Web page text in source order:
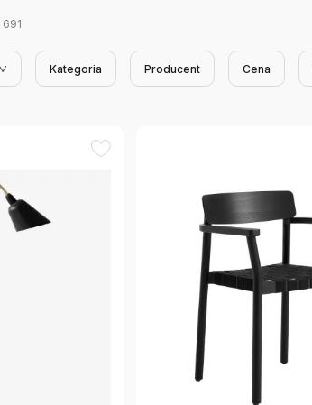
691
Kategoria Producent Cena